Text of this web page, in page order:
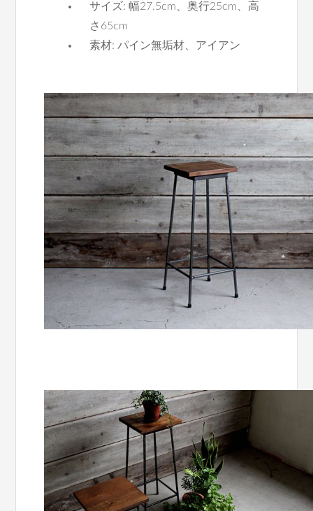
サイズ: 幅27.5cm、奥行25cm、高
さ65cm
素材: パイン無垢材、アイアン